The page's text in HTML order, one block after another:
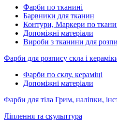
Фарби по тканині
Барвники для тканин
Контури, Маркери по
Допоміжні матеріали
Вироби з тканини для
Фарби для розпису скла і
Фарби по склу, кераміці
Допоміжні матеріали
Фарби для тіла Грим, наліпки,
Ліплення та скульптура